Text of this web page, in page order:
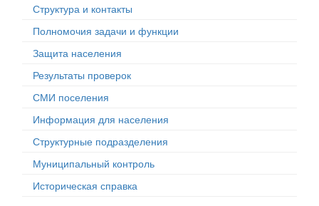
Структура и контакты
Полномочия задачи и функции
Защита населения
Результаты проверок
СМИ поселения
Информация для населения
Структурные подразделения
Муниципальный контроль
Историческая справка